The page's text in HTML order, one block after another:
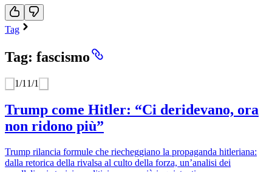
Tag
Tag: fascismo
1/1 1/1
Trump come Hitler: “Ci deridevano, ora
non ridono più”
Trump rilancia formule che riecheggiano la propaganda hitleriana:
dalla retorica della rivalsa al culto della forza, un’analisi dei